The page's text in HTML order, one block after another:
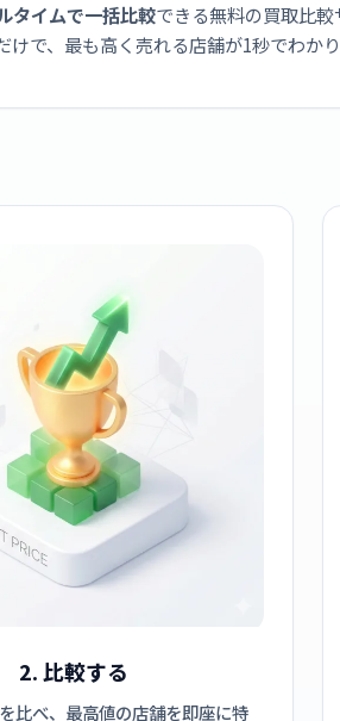
タイムで一括比較できる無料の買取比較
で、最も高く売れる店舗が1秒でわかり
2. 比較する
比べ、最高値の店舗を即座に特